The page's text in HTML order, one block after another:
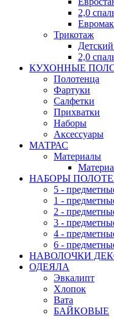
2,0
Трикотаж
2,0
КУХОННЫЕ
Полотенца
Фартуки
Салфетки
Прихватки
Наборы
Аксессуары
МАТРАС
Материалы
НАБОРЫ
5 -
1 -
2 -
3 -
4 -
6 -
НАВОЛОЧКИ
ОДЕЯЛА
Эвкалипт
Хлопок
Вата
БАЙКОВЫЕ